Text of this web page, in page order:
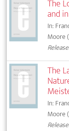
The
and
In:
Moore
The
In:
Moore